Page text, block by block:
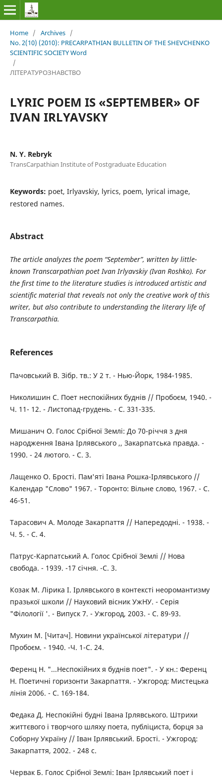
Home / Archives /
No. 2(10) (2010): PRECARPATHIAN BULLETIN OF THE SHEVCHENKO
SCIENTIFIC SOCIETY Word
/
ЛІТЕРАТУРОЗНАВСТВО
LYRIC POEM IS «SEPTEMBER» OF
IVAN IRLYAVSKY
N. Y. Rebryk
TransCarpathian Institute of Postgraduate Education
Keywords: poet, Irlyavskiy, lyrics, poem, lyrical image,
restored names.
Abstract
The article analyzes the poem “September”, written by little-
known Transcarpathian poet Ivan Irlyavskiy (Ivan Roshko). For
the first time to the literature studies is introduced artistic and
scientific material that reveals not only the creative work of this
writer, but also contribute to understanding the literary life of
Transcarpathia.
References
Пачовський В. Зібр. тв.: У 2 т. - Нью-Йорк, 1984-1985.
Николишин С. Поет неспокійних буднів // Пробоєм, 1940. -
Ч. 11- 12. - Листопад-грудень. - С. 331-335.
Мишанич О. Голос Срібної Землі: До 70-річчя з дня
народження Івана Ірлявського ,, Закарпатська правда. -
1990. - 24 лютого. - С. 3.
Лащенко О. Брості. Пам'яті Івана Рошка-Ірлявського //
Календар "Слово" 1967. - Торонто: Вільне слово, 1967. - С.
46-51.
Тарасович А. Молоде Закарпаття // Напередодні. - 1938. -
Ч. 5. - С. 4.
Патрус-Карпатський А. Голос Срібної Землі // Нова
свобода. - 1939. -17 січня. -С. 3.
Козак М. Лірика І. Ірлявського в контексті неоромантизму
празької школи // Науковий вісник УжНУ. - Серія
"Філології '. - Випуск 7. - Ужгород, 2003. - С. 89-93.
Мухин М. [Читач]. Новини української літератури //
Пробоєм. - 1940. -Ч. 1-С. 24.
Ференц Н. "...Неспокійних я буднів поет". - У кн.: Ференц
Н. Поетичні горизонти Закарпаття. - Ужгород: Мистецька
лінія 2006. - С. 169-184.
Федака Д. Неспокійні будні Івана Ірлявського. Штрихи
життєвого і творчого шляху поета, публіциста, борця за
Соборну Україну // Іван Ірлявський. Брості. - Ужгород:
Закарпаття, 2002. - 248 с.
Червак Б. Голос Срібної Землі: Іван Ірлявський поет і